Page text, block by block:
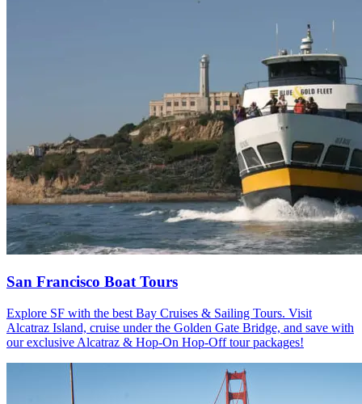
San Francisco Boat Tours
Explore SF with the best Bay Cruises & Sailing Tours. Visit
Alcatraz Island, cruise under the Golden Gate Bridge, and save with
our exclusive Alcatraz & Hop-On Hop-Off tour packages!